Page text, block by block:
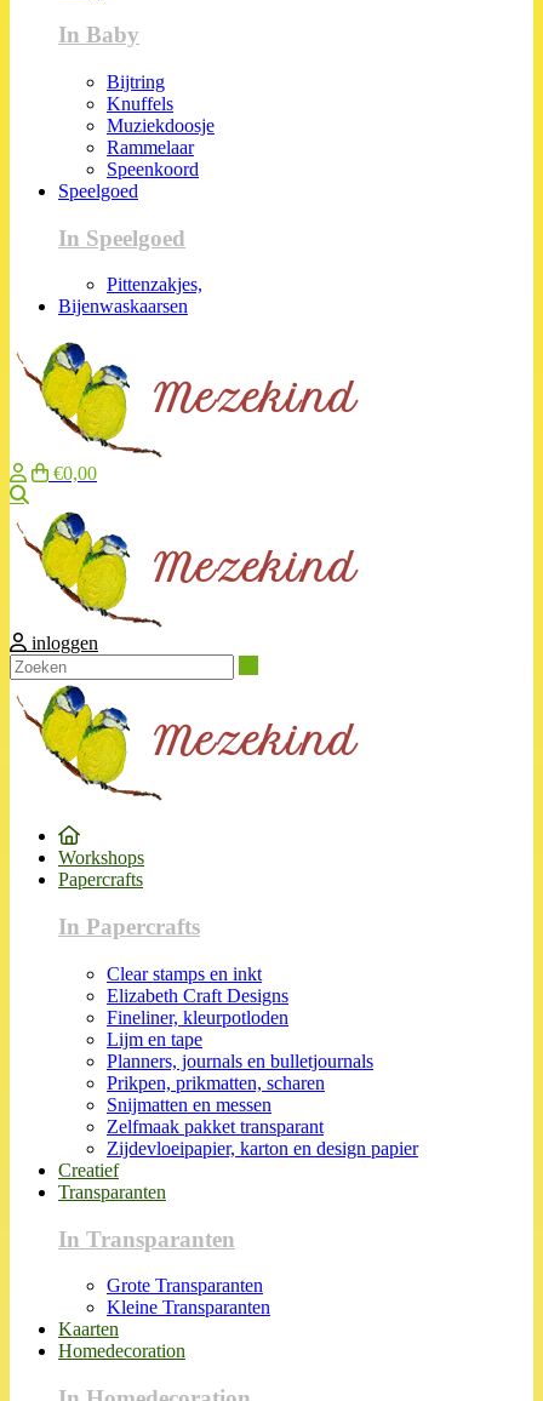
In Baby
Bijtring
Knuffels
Muziekdoosje
Rammelaar
Speenkoord
Speelgoed
In Speelgoed
Pittenzakjes,
Bijenwaskaarsen
€0,00
inloggen
Workshops
Papercrafts
In Papercrafts
Clear stamps en inkt
Elizabeth Craft Designs
Fineliner, kleurpotloden
Lijm en tape
Planners, journals en bulletjournals
Prikpen, prikmatten, scharen
Snijmatten en messen
Zelfmaak pakket transparant
Zijdevloeipapier, karton en design papier
Creatief
Transparanten
In Transparanten
Grote Transparanten
Kleine Transparanten
Kaarten
Homedecoration